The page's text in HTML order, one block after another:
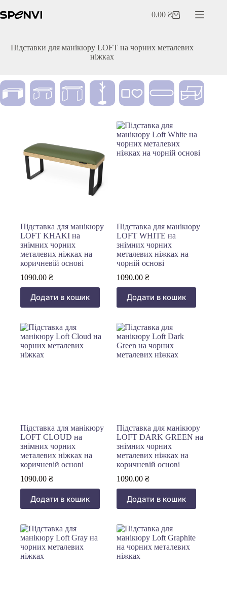
до
Кошик
0.00₴
Підставки для манікюру LOFT на чорних металевих
ніжках
Підставка для манікюру
LOFT KHAKI на
знімних чорних
металевих ніжках на
коричневій основі
1090.00 ₴
Додати в кошик
Підставка для манікюру
LOFT WHITE на
знімних чорних
металевих ніжках на
чорній основі
1090.00 ₴
Додати в кошик
Підставка для манікюру
LOFT CLOUD на
знімних чорних
металевих ніжках на
коричневій основі
1090.00 ₴
Додати в кошик
Підставка для манікюру
LOFT DARK GREEN на
знімних чорних
металевих ніжках на
коричневій основі
1090.00 ₴
Додати в кошик